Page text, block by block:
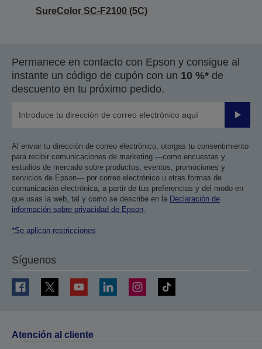
SureColor SC-F2100 (5C)
Permanece en contacto con Epson y consigue al
instante un código de cupón con un 10 %* de
descuento en tu próximo pedido.
Enviar
Al enviar tu dirección de correo electrónico, otorgas tu consentimiento
para recibir comunicaciones de marketing —como encuestas y
estudios de mercado sobre productos, eventos, promociones y
servicios de Epson— por correo electrónico u otras formas de
comunicación electrónica, a partir de tus preferencias y del modo en
que usas la web, tal y como se describe en la Declaración de
información sobre privacidad de Epson.
*Se aplican restricciones
Síguenos
Atención al cliente